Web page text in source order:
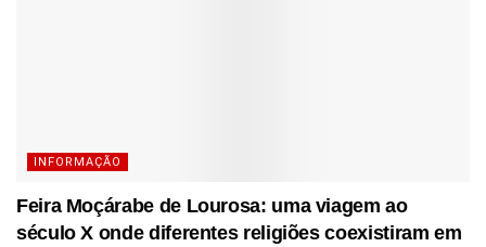
INFORMAÇÃO
Feira Moçárabe de Lourosa: uma viagem ao
século X onde diferentes religiões coexistiram em